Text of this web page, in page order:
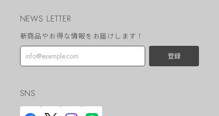
NEWS LETTER
新商品やお得な情報をお届けします！
登録
SNS